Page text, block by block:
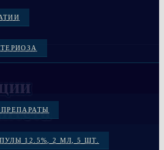
12.5%, 2 МЛ, 5 ШТ.